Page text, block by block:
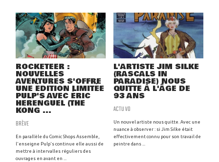
ROCKETEER :
NOUVELLES
AVENTURES S'OFFRE
UNE ÉDITION LIMITÉE
PULP'S AVEC ÉRIC
HERENGUEL (THE
KONG ...
BRÈVE
En parallèle du Comic Shops Assemble,
l'enseigne Pulp's continue elle aussi de
mettre à intervalles réguliers des
ouvrages en avant en ...
L'ARTISTE JIM SILKE
(RASCALS IN
PARADISE) NOUS
QUITTE À L'ÂGE DE
93 ANS
ACTU VO
Un nouvel artiste nous quitte. Avec une
nuance à observer : si Jim Silke était
effectivement connu pour son travail de
peintre dans ...